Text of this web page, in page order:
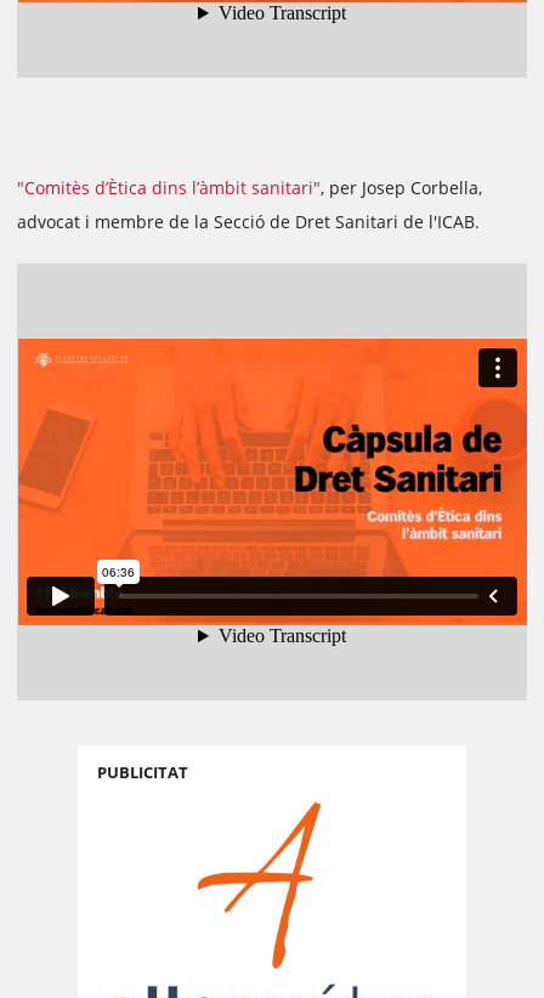
"Comitès d’Ètica dins l’àmbit sanitari", per Josep Corbella,
advocat i membre de la Secció de Dret Sanitari de l'ICAB.
PUBLICITAT